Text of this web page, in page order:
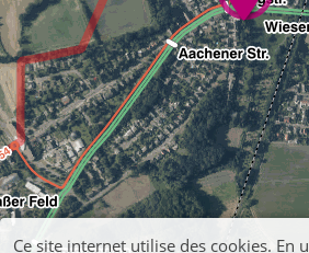
Ce site internet utilise des cookies. En